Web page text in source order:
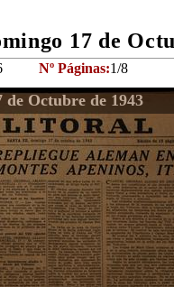
17 de
Nº Páginas:1/8
Octubre de 1943